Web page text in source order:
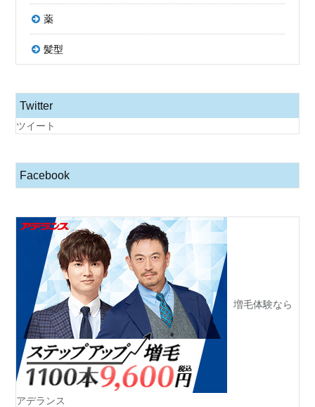
薬
髪型
Twitter
ツイート
Facebook
増毛体験なら
アデランス